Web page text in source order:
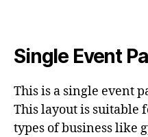
Single Event
This is a single event
This layout is suitable
types of business like